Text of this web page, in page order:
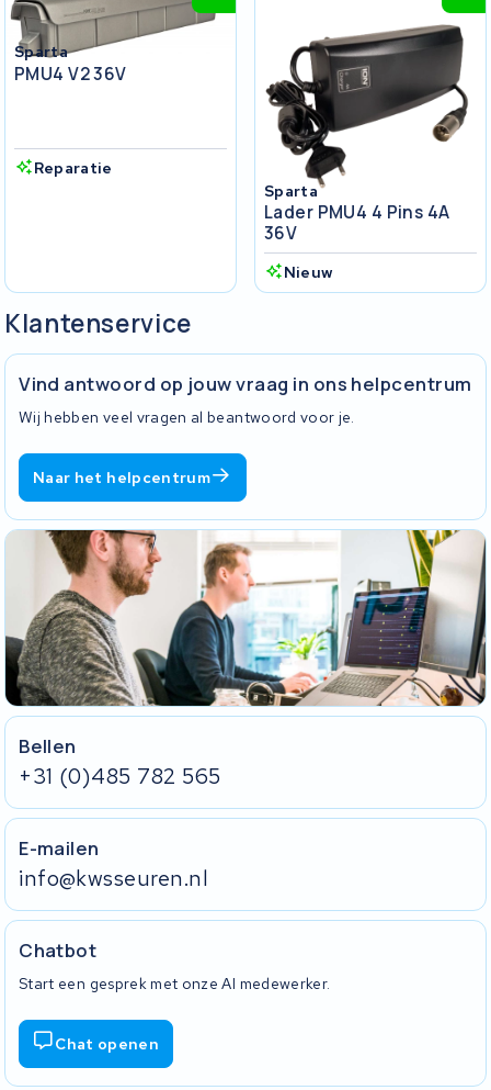
Sparta
PMU4 V2 36V
Reparatie
Sparta
Lader PMU4 4 Pins 4A
36V
Nieuw
Klantenservice
Vind antwoord op jouw vraag in ons helpcentrum
Wij hebben veel vragen al beantwoord voor je.
Naar het helpcentrum
Bellen
+31 (0)485 782 565
E-mailen
info@kwsseuren.nl
Chatbot
Start een gesprek met onze AI medewerker.
Chat openen